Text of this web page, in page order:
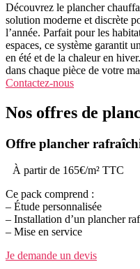
Découvrez le plancher
solution moderne et discrète
l’année. Parfait pour les
espaces, ce système garantit
en été et de la chaleur en
dans chaque pièce de votre
Contactez-nous
Nos offres de
Offre plancher
À partir de 165€/m² TTC
Ce pack comprend :
– Étude personnalisée
– Installation d’un plancher
– Mise en service
Je demande un devis